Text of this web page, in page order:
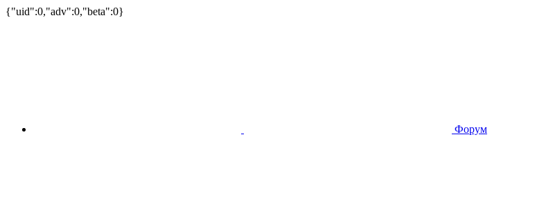
{"uid":0,"adv":0,"beta":0}
Форум